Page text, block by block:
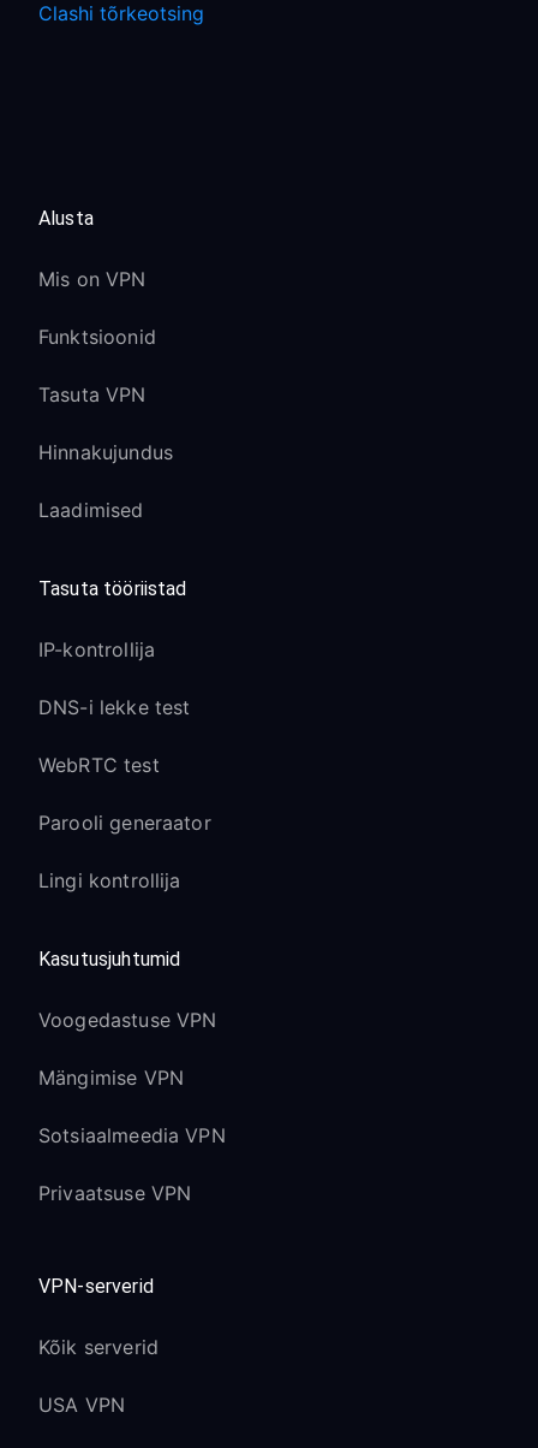
Clashi tõrkeotsing
Alusta
Mis on VPN
Funktsioonid
Tasuta VPN
Hinnakujundus
Laadimised
Tasuta tööriistad
IP-kontrollija
DNS-i lekke test
WebRTC test
Parooli generaator
Lingi kontrollija
Kasutusjuhtumid
Voogedastuse VPN
Mängimise VPN
Sotsiaalmeedia VPN
Privaatsuse VPN
VPN-serverid
Kõik serverid
USA VPN